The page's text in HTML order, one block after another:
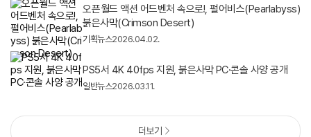
오픈월드 액션 어드벤처 속으로!, 펄어비스(Pearlabyss)
붉은사막(Crimson Desert)
기획뉴스2026.04.02.
PS5서 4K 40fps 지원, 붉은사막 PC·콘솔 사양 공개
일반뉴스2026.03.11.
더보기